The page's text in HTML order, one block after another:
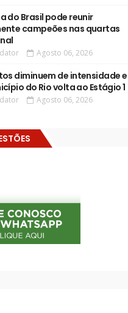
do Brasil pode reunir
campeões nas quartas
Agosto 06, 2026
diminuem de intensidade e
do Rio volta ao Estágio 1
Agosto 06, 2026